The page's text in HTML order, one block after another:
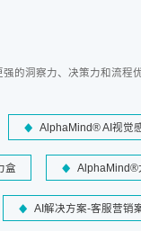
的洞察力、决策力和流程
AlphaMind® AI视觉
盒 AlphaMind®
AI解决方案-客服营销